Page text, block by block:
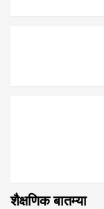
शैक्षणिक बातम्या